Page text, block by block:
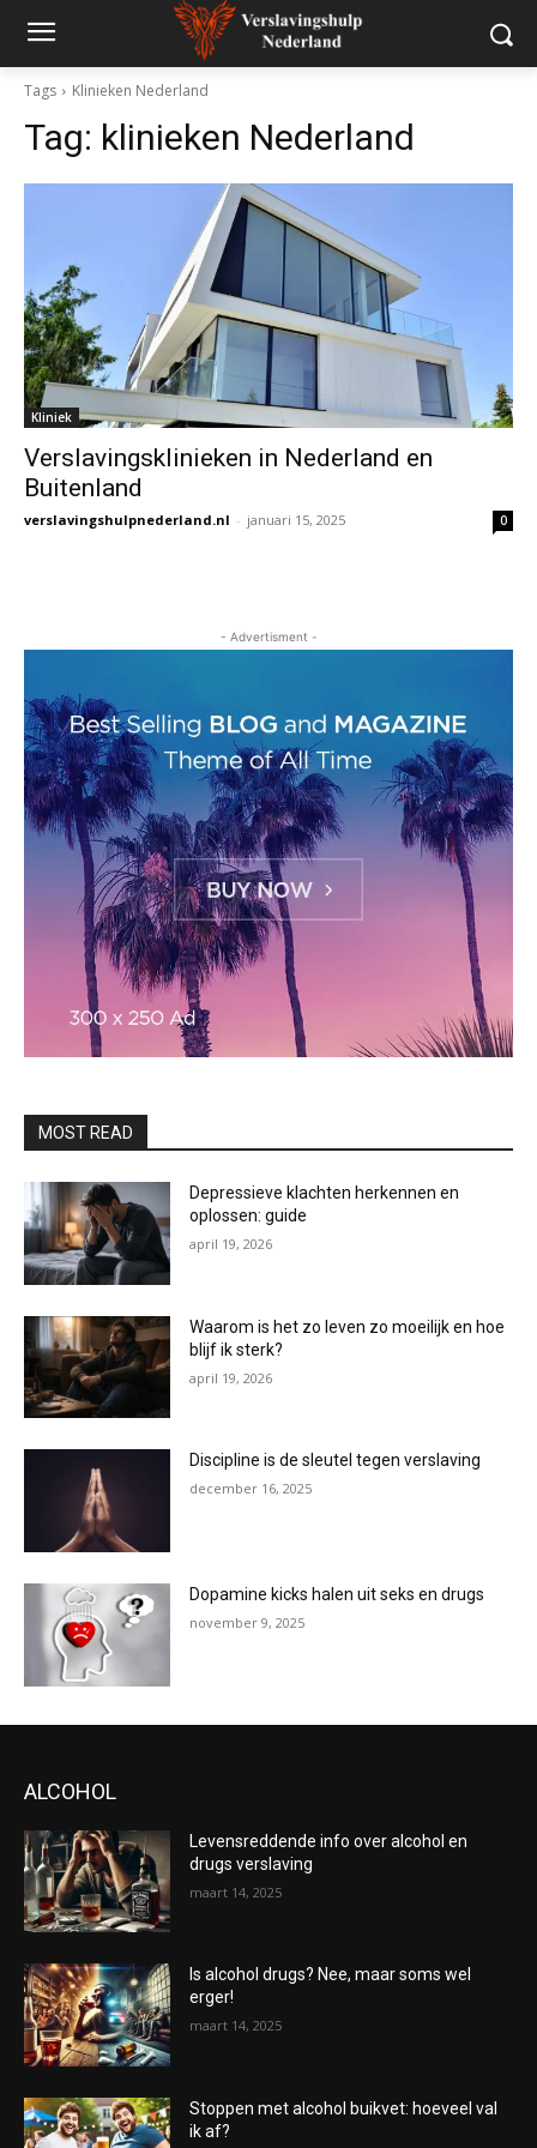
Tags Klinieken Nederland
Tag: klinieken Nederland
Kliniek
Verslavingsklinieken in Nederland en
Buitenland
verslavingshulpnederland.nl - januari 15, 2025 0
- Advertisment -
MOST READ
Depressieve klachten herkennen en
oplossen: guide
april 19, 2026
Waarom is het zo leven zo moeilijk en hoe
blijf ik sterk?
april 19, 2026
Discipline is de sleutel tegen verslaving
december 16, 2025
Dopamine kicks halen uit seks en drugs
november 9, 2025
ALCOHOL
Levensreddende info over alcohol en
drugs verslaving
maart 14, 2025
Is alcohol drugs? Nee, maar soms wel
erger!
maart 14, 2025
Stoppen met alcohol buikvet: hoeveel val
ik af?